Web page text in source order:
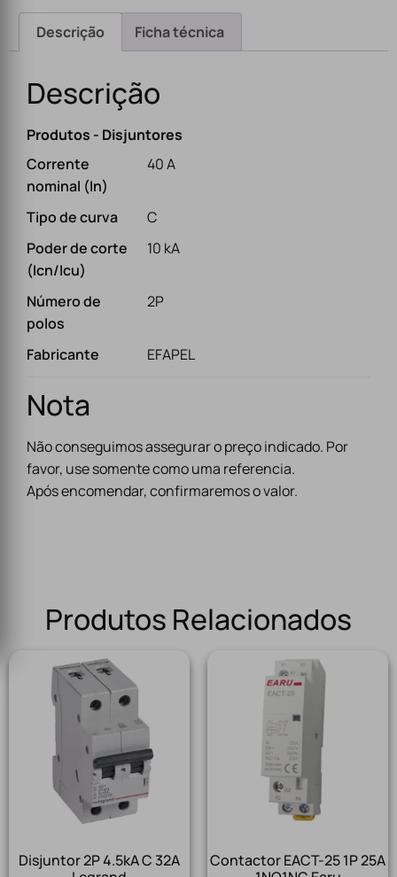
Descrição Ficha técnica
Descrição
Produtos - Disjuntores
Corrente
nominal (In)
40 A
Tipo de curva
C
Poder de corte
(Icn/Icu)
10 kA
Número de
polos
2P
Fabricante EFAPEL
Nota
Não conseguimos assegurar o preço indicado. Por
favor, use somente como uma referencia.
Após encomendar, confirmaremos o valor.
Produtos Relacionados
Disjuntor 2P 4.5kA C 32A
Contactor EACT-25 1P 25A